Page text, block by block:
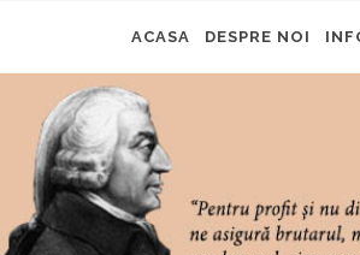
ACASA DESPRE NOI